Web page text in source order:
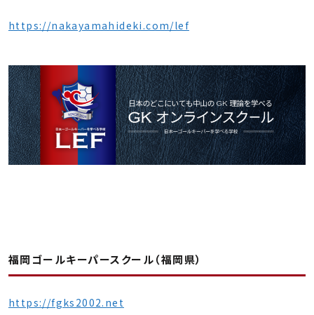
https://nakayamahideki.com/lef
福岡ゴールキーパースクール（福岡県）
https://fgks2002.net